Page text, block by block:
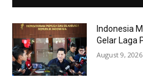
Indonesia
Gelar Laga
August 9, 2026